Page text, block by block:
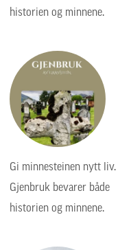
historien og minnene.
Gi minnesteinen nytt liv.
Gjenbruk bevarer både
historien og minnene.